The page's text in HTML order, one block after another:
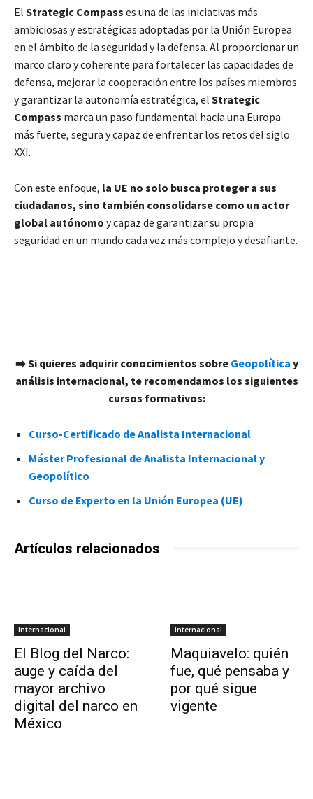
El Strategic Compass es una de las iniciativas más
ambiciosas y estratégicas adoptadas por la Unión Europea
en el ámbito de la seguridad y la defensa. Al proporcionar un
marco claro y coherente para fortalecer las capacidades de
defensa, mejorar la cooperación entre los países miembros
y garantizar la autonomía estratégica, el Strategic
Compass marca un paso fundamental hacia una Europa
más fuerte, segura y capaz de enfrentar los retos del siglo
XXI.
Con este enfoque, la UE no solo busca proteger a sus
ciudadanos, sino también consolidarse como un actor
global autónomo y capaz de garantizar su propia
seguridad en un mundo cada vez más complejo y desafiante.
➡️ Si quieres adquirir conocimientos sobre Geopolítica y
análisis internacional, te recomendamos los siguientes
cursos formativos:
Curso-Certificado de Analista Internacional
Máster Profesional de Analista Internacional y
Geopolítico
Curso de Experto en la Unión Europea (UE)
Artículos relacionados
Internacional
El Blog del Narco:
auge y caída del
mayor archivo
digital del narco en
México
Internacional
Maquiavelo: quién
fue, qué pensaba y
por qué sigue
vigente